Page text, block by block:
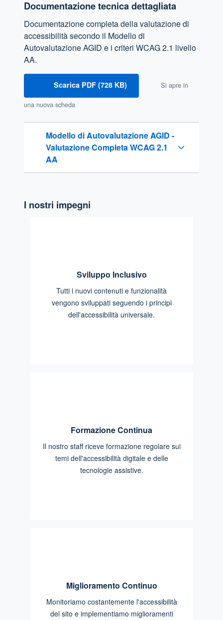
Documentazione tecnica dettagliata
Documentazione completa della valutazione di
accessibilità secondo il Modello di
Autovalutazione AGID e i criteri WCAG 2.1 livello
AA.
Scarica PDF (728 KB) Si apre in
una nuova scheda
Modello di Autovalutazione AGID -
Valutazione Completa WCAG 2.1
AA
I nostri impegni
Sviluppo Inclusivo
Tutti i nuovi contenuti e funzionalità
vengono sviluppati seguendo i principi
dell'accessibilità universale.
Formazione Continua
Il nostro staff riceve formazione regolare sui
temi dell'accessibilità digitale e delle
tecnologie assistive.
Miglioramento Continuo
Monitoriamo costantemente l'accessibilità
del sito e implementiamo miglioramenti